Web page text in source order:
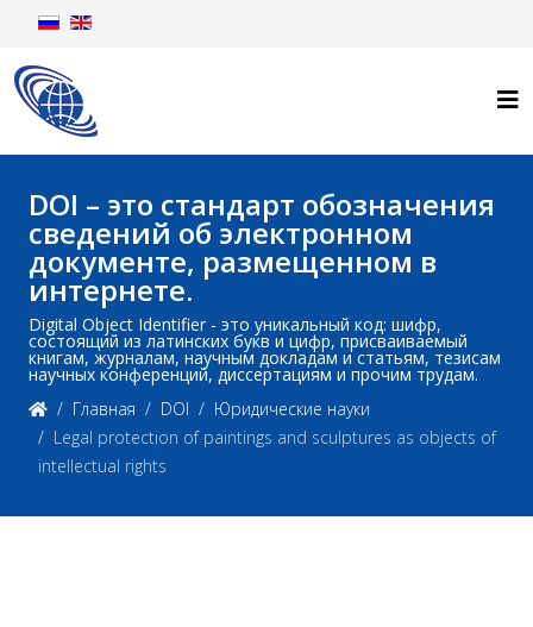
DOI – это стандарт обозначения
сведений об электронном
документе, размещенном в
интернете.
Digital Object Identifier - это уникальный код: шифр,
состоящий из латинских букв и цифр, присваиваемый
книгам, журналам, научным докладам и статьям, тезисам
научных конференций, диссертациям и прочим трудам.
Главная
DOI
Юридические науки
Legal protection of paintings and sculptures as objects of
intellectual rights